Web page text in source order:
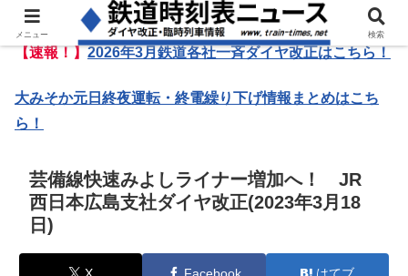
【速報！】2026年3月鉄道各社一斉ダイヤ改正はこちら！
大みそか元日終夜運転・終電繰り下げ情報まとめはこち
ら！
芸備線快速みよしライナー増加へ！ JR
西日本広島支社ダイヤ改正(2023年3月18
日)
X Facebook はてブ
メニュー 検索